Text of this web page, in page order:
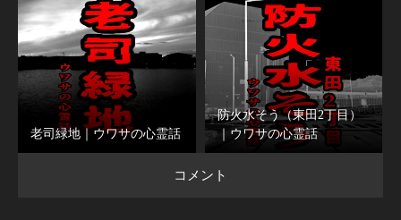
老司緑地｜ウワサの心霊話
防火水そう（東田2丁目）
｜ウワサの心霊話
コメント